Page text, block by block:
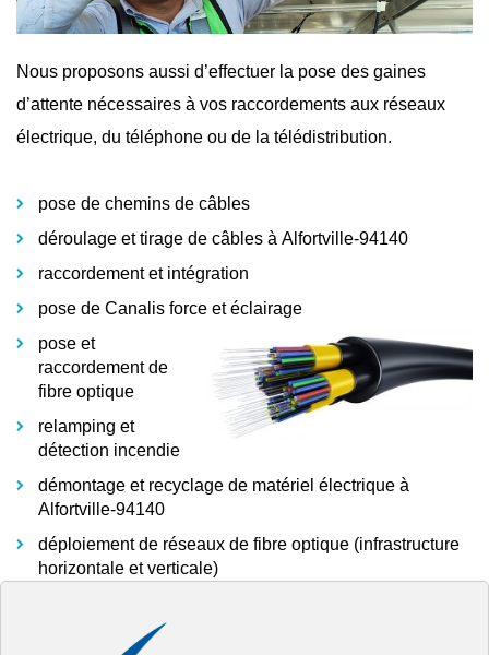
Nous proposons aussi d’effectuer la pose des gaines
d’attente nécessaires à vos raccordements aux réseaux
électrique, du téléphone ou de la télédistribution.
pose de chemins de câbles
déroulage et tirage de câbles à Alfortville-94140
raccordement et intégration
pose de Canalis force et éclairage
pose et
raccordement de
fibre optique
relamping et
détection incendie
démontage et recyclage de matériel électrique à
Alfortville-94140
déploiement de réseaux de fibre optique (infrastructure
horizontale et verticale)